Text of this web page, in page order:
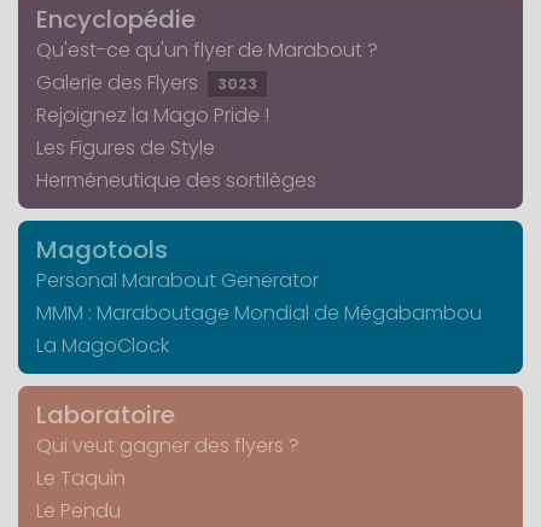
Encyclopédie
Qu'est-ce qu'un flyer de Marabout ?
Galerie des Flyers
3023
Rejoignez la Mago Pride !
Les Figures de Style
Herméneutique des sortilèges
Magotools
Personal Marabout Generator
MMM : Maraboutage Mondial de Mégabambou
La MagoClock
Laboratoire
Qui veut gagner des flyers ?
Le Taquin
Le Pendu